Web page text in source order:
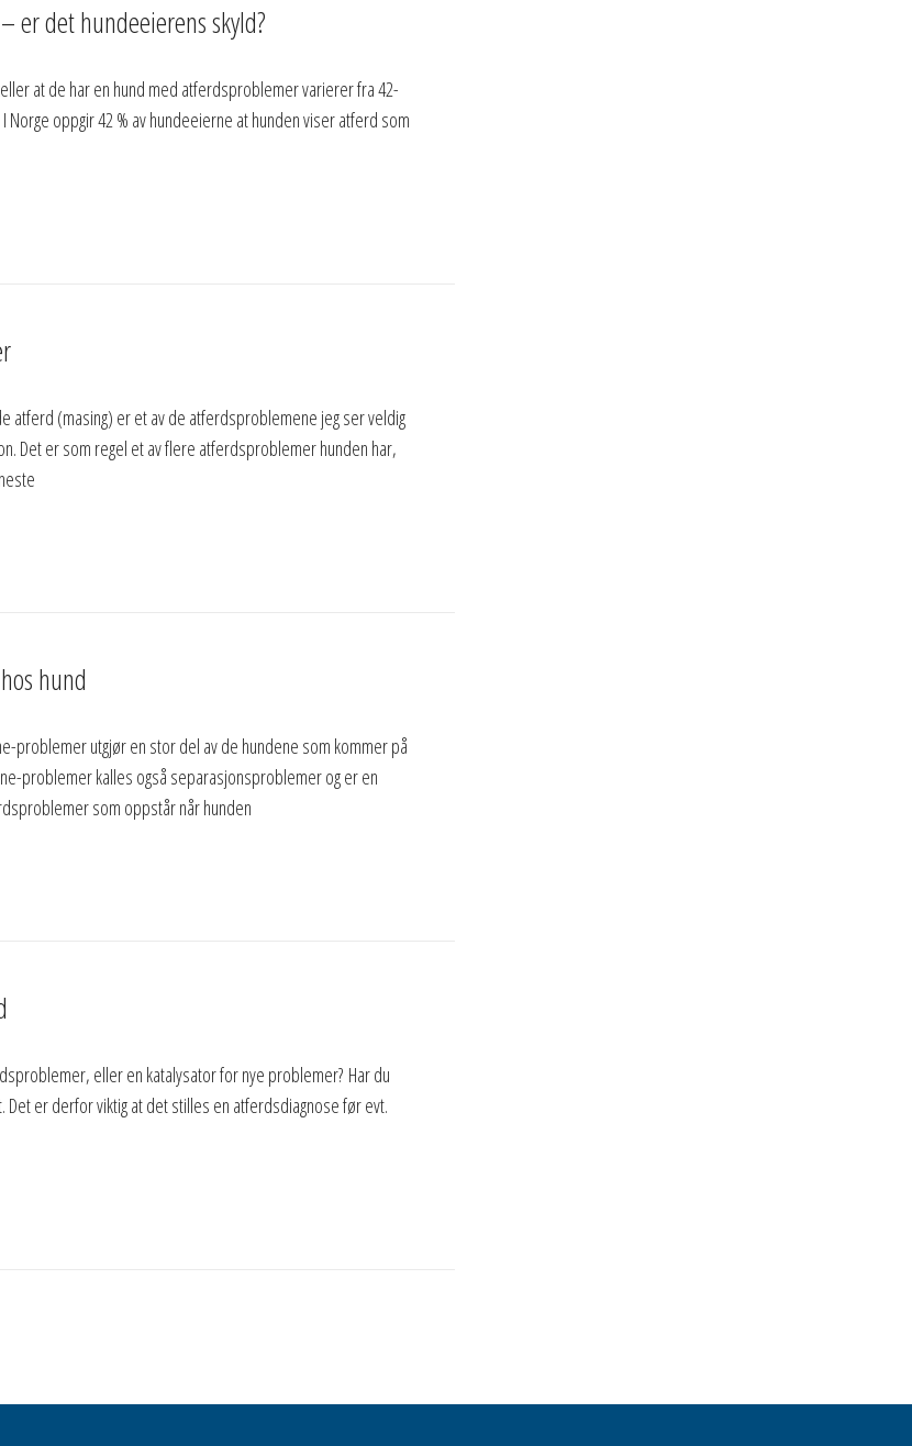
er det hundeeierens skyld?
at de har en hund med atferdsproblemer varierer fra 42-
I Norge oppgir 42 % av hundeeierne at hunden viser atferd som
atferd (masing) er et av de atferdsproblemene jeg ser veldig
Det er som regel et av flere atferdsproblemer hunden har,
hund
problemer utgjør en stor del av de hundene som kommer på
problemer kalles også separasjonsproblemer og er en
som oppstår når hunden
eller en katalysator for nye problemer? Har du
Det er derfor viktig at det stilles en atferdsdiagnose før evt.